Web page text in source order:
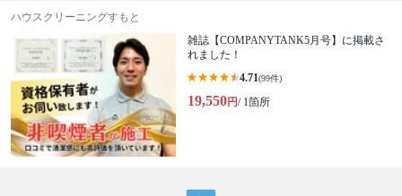
ハウスクリーニングすもと
雑誌【COMPANYTANK5月号】に掲載さ
れました！
4.71(99件)
19,550円/ 1箇所